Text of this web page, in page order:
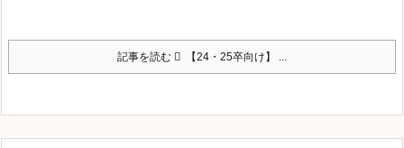
記事を読む 【24・25卒向け】 ...